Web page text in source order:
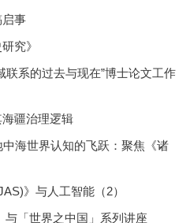
事
究》
联系的过去与现在”博士论文工作
疆治理逻辑
海世界认知的飞跃：聚焦《诸
》与人工智能（2）
「世界之中国」系列讲座